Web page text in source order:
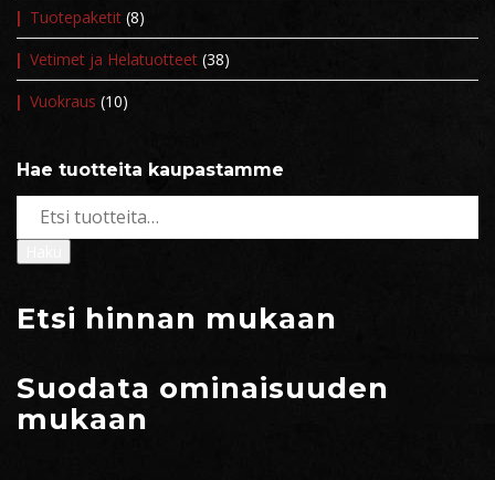
Tuotepaketit (8)
Vetimet ja Helatuotteet (38)
Vuokraus (10)
Hae tuotteita kaupastamme
Etsi hinnan mukaan
Suodata ominaisuuden
mukaan